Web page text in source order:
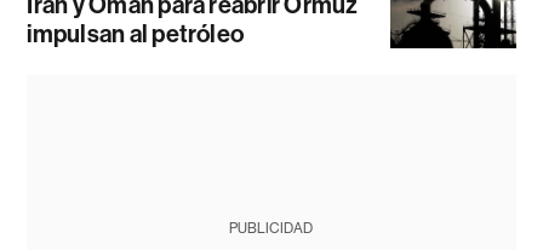
impulsan al petróleo
PUBLICIDAD